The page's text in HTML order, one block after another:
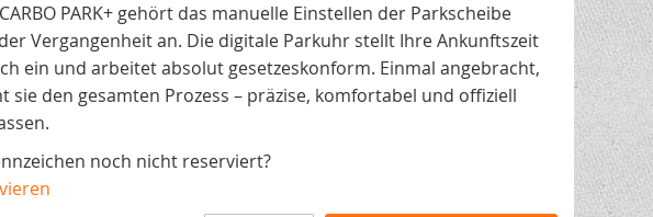
Parkscheibe von ESCARBO.
PARK+ gehört das manuelle Einstellen der Parkscheibe
Vergangenheit an. Die digitale Parkuhr stellt Ihre Ankunftszeit
ein und arbeitet absolut gesetzeskonform. Einmal angebracht,
sie den gesamten Prozess – präzise, komfortabel und offiziell
noch nicht reserviert?